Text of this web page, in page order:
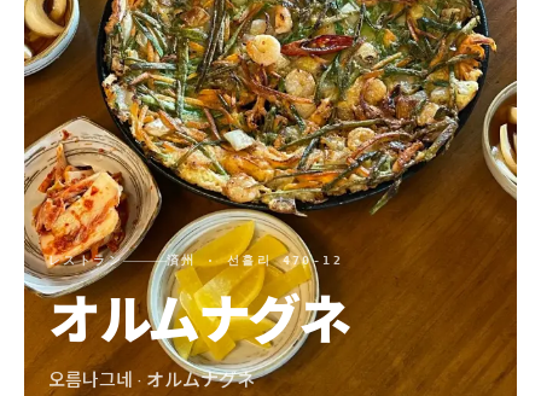
レストラン 済州 · 선흘리 470-12
オルムナグネ
오름나그네 · オルムナグネ